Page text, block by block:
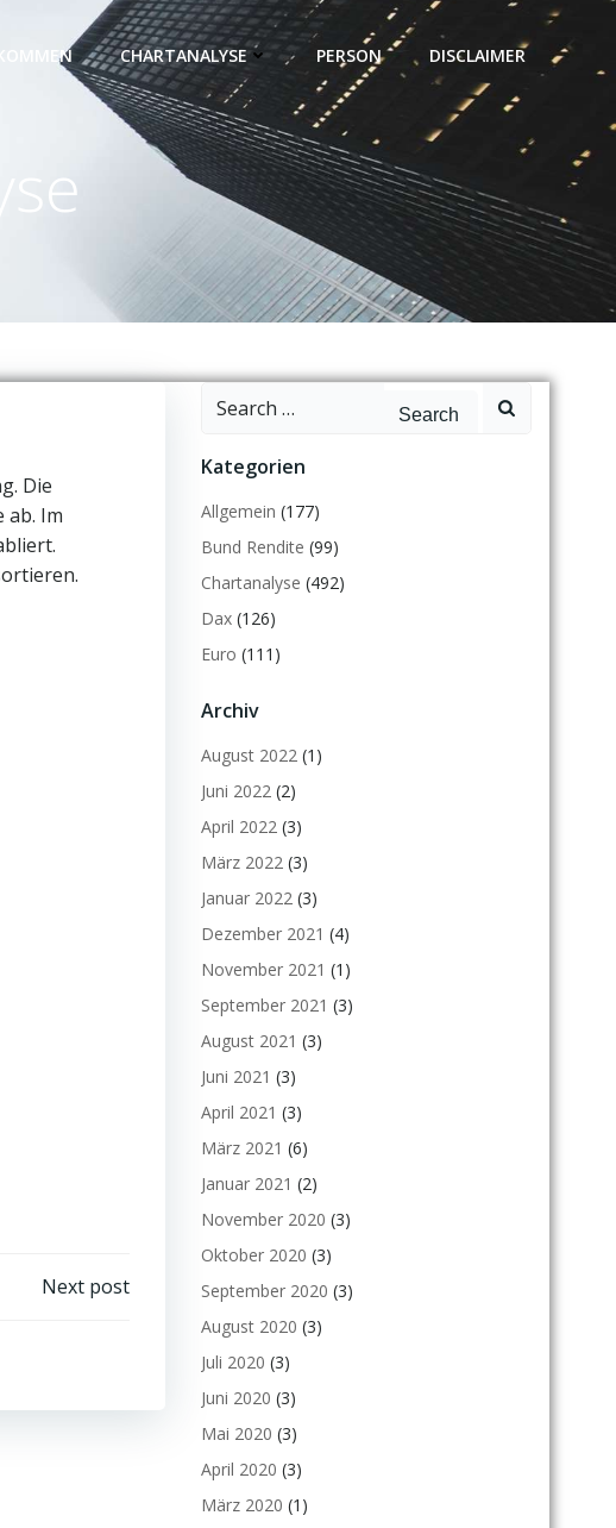
CHARTANALYSE PERSON DISCLAIMER
Die
ab. Im
Next post
Search
Kategorien
Allgemein (177)
Bund Rendite (99)
Chartanalyse (492)
Dax (126)
Euro (111)
Archiv
August 2022 (1)
Juni 2022 (2)
April 2022 (3)
März 2022 (3)
Januar 2022 (3)
Dezember 2021 (4)
November 2021 (1)
September 2021 (3)
August 2021 (3)
Juni 2021 (3)
April 2021 (3)
März 2021 (6)
Januar 2021 (2)
November 2020 (3)
Oktober 2020 (3)
September 2020 (3)
August 2020 (3)
Juli 2020 (3)
Juni 2020 (3)
Mai 2020 (3)
April 2020 (3)
März 2020 (1)